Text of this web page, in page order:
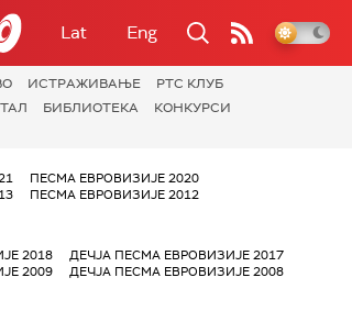
Lat Eng
ИСТРАЖИВАЊЕ
РТС КЛУБ
БИБЛИОТЕКА
КОНКУРСИ
ПЕСМА ЕВРОВИЗИЈЕ 2020
ПЕСМА ЕВРОВИЗИЈЕ 2012
2018
ДЕЧЈА ПЕСМА ЕВРОВИЗИЈЕ 2017
2009
ДЕЧЈА ПЕСМА ЕВРОВИЗИЈЕ 2008